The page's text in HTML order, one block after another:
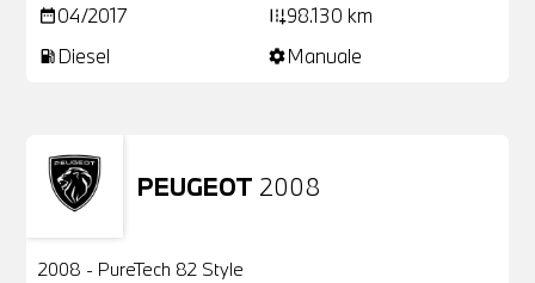
date_range04/2017 add_road98.130 km
local_gas_station Diesel settingsManuale
PEUGEOT 2008
Usato
2008 - PureTech 82 Style